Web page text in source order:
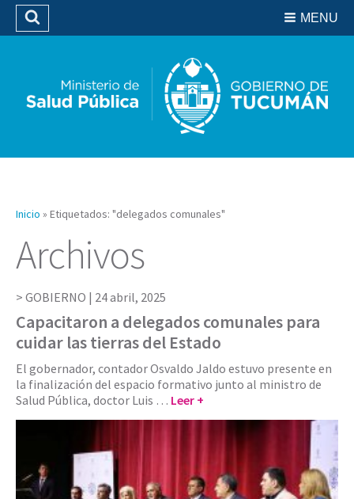
Biblioteca
MENU
Buscar
Inicio » Etiquetados: "delegados comunales"
Archivos
GOBIERNO | 24 abril, 2025
Capacitaron a delegados comunales para
cuidar las tierras del Estado
El gobernador, contador Osvaldo Jaldo estuvo presente en
la finalización del espacio formativo junto al ministro de
Salud Pública, doctor Luis … Leer +